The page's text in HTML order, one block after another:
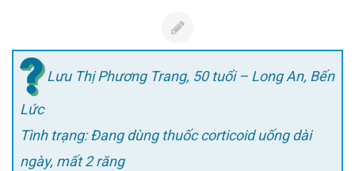
Lưu Thị Phương Trang, 50 tuổi – Long An, Bến
Lức
Tình trạng: Đang dùng thuốc corticoid uống dài
ngày, mất 2 răng